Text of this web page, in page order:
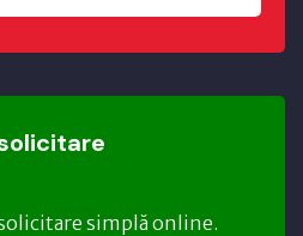
simplă online.